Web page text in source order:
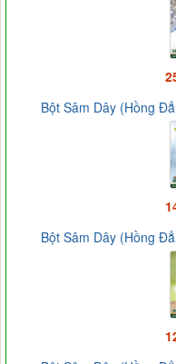
Bột Sâm Dây (Hồng
Bột Sâm Dây (Hồng